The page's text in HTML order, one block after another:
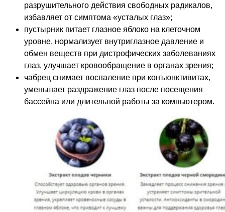
разрушительного действия свободных радикалов,
избавляет от симптома «усталых глаз»;
пустырник питает глазное яблоко на клеточном
уровне, нормализует внутриглазное давление и
обмен веществ при дистрофических заболеваниях
глаз, улучшает кровообращение в органах зрения;
чабрец снимает воспаление при конъюнктивитах,
уменьшает раздражение глаз после посещения
бассейна или длительной работы за компьютером.